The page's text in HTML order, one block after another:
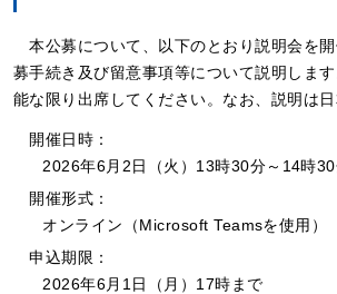
本公募について、以下のとおり説明会を
募手続き及び留意事項等について説明しま
能な限り出席してください。なお、説明は日
開催日時：
2026年6月2日（火）13時30分～14時
開催形式：
オンライン（Microsoft Teamsを使用）
申込期限：
2026年6月1日（月）17時まで